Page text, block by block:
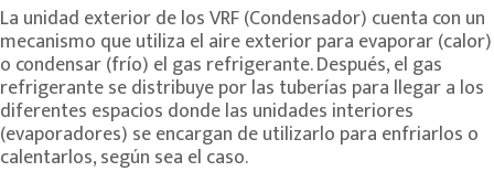
La unidad exterior de los VRF (Condensador) cuenta con un
mecanismo que utiliza el aire exterior para evaporar (calor)
o condensar (frío) el gas refrigerante. Después, el gas
refrigerante se distribuye por las tuberías para llegar a los
diferentes espacios donde las unidades interiores
(evaporadores) se encargan de utilizarlo para enfriarlos o
calentarlos, según sea el caso.